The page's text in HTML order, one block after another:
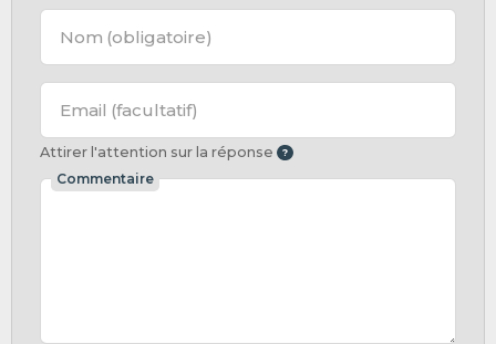
Nom (obligatoire)
Email (facultatif)
Attirer l'attention sur la réponse
Commentaire